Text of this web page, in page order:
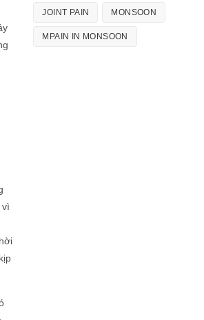
vì
JOINT PAIN MONSOON
MPAIN IN MONSOON